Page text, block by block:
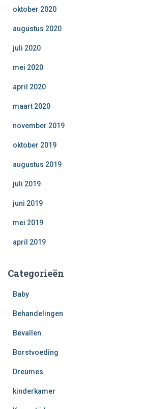
oktober 2020
augustus 2020
juli 2020
mei 2020
april 2020
maart 2020
november 2019
oktober 2019
augustus 2019
juli 2019
juni 2019
mei 2019
april 2019
Categorieën
Baby
Behandelingen
Bevallen
Borstvoeding
Dreumes
kinderkamer